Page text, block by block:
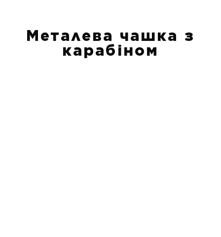
Металева чашка з
карабіном